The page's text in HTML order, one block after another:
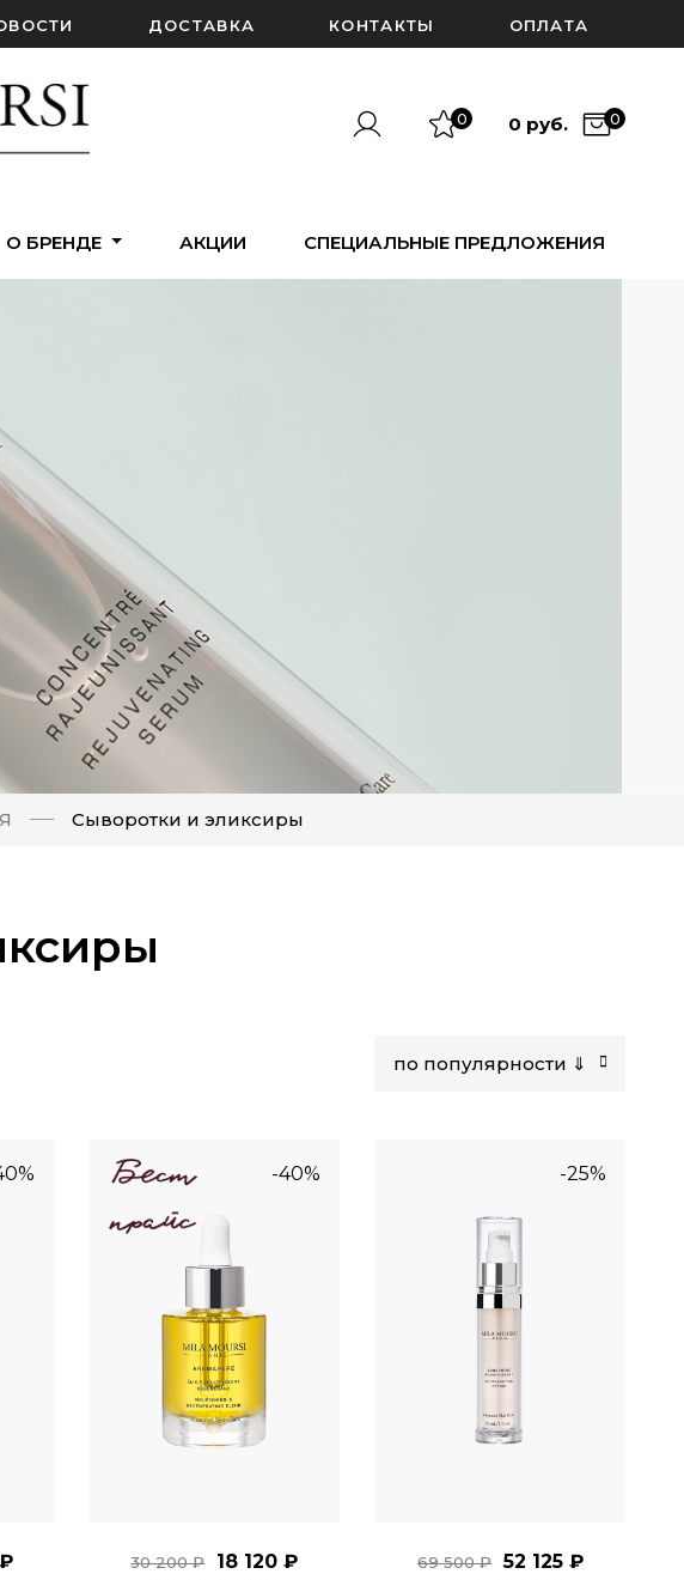
ДОСТАВКА КОНТАКТЫ ОПЛАТА
0 0 руб. 0
О БРЕНДЕ АКЦИИ СПЕЦИАЛЬНЫЕ ПРЕДЛОЖЕНИЯ
Сыворотки и эликсиры
по популярности ⇓
-40%
30 200 ₽
18 120 ₽
-25%
69 500 ₽
52 125 ₽